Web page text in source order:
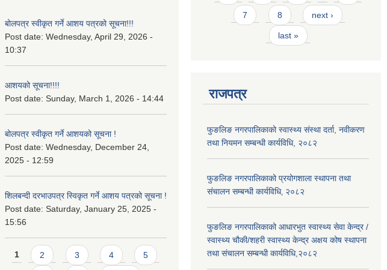
बोलपत्र स्वीकृत गर्ने आशय पत्रको सूचना!!!
Post date: Wednesday, April 29, 2026 -
10:37
आशयको सूचना!!!!
Post date: Sunday, March 1, 2026 - 14:44
बोलपत्र स्वीकृत गर्ने आशयको सूचना !
Post date: Wednesday, December 24,
2025 - 12:59
शिलबन्दी दरभाउपत्र स्विकृत गर्ने आशय पत्रको सूचना !
Post date: Saturday, January 25, 2025 -
15:56
Pages
1 2 3 4 5
7 8 next ›
last »
राजपत्र
फुङलिङ नगरपालिकाको स्वास्थ्य संस्था दर्ता, नवीकरण
तथा नियमन सम्बन्धी कार्यविधि, २०८२
फुङलिङ नगरपालिकाको प्रयोगशाला स्थापना तथा
संचालन सम्बन्धी कार्यविधि‚ २०८२
फुङलिङ नगरपालिकाको आधारभुत स्वास्थ्य सेवा केन्द्र /
स्वास्थ्य चौकी/शहरी स्वास्थ्य केन्द्र अक्षय कोष स्थापना
तथा संचालन सम्बन्धी कार्यविधि,२०८२